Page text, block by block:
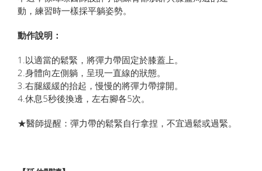
動，練習時一樣採平躺姿勢。
動作說明：
1.以適當的鬆緊，將彈力帶固定於膝蓋上。
2.身體向左側躺，呈現一直線的狀態。
3.右腿緩緩的抬起，慢慢的將彈力帶撐開。
4.休息5秒後換邊，左右腳各5次。
★醫師提醒：彈力帶的鬆緊自行拿捏，不宜過鬆或過緊。